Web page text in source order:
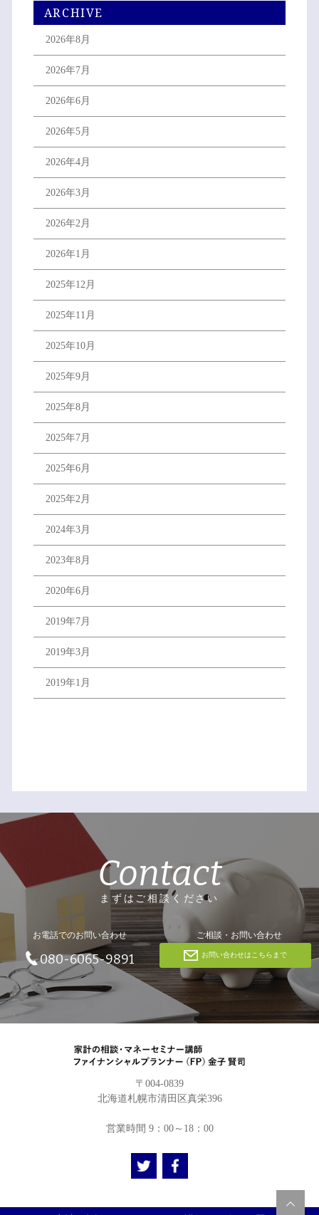
ARCHIVE
2026年8月
2026年7月
2026年6月
2026年5月
2026年4月
2026年3月
2026年2月
2026年1月
2025年12月
2025年11月
2025年10月
2025年9月
2025年8月
2025年7月
2025年6月
2025年2月
2024年3月
2023年8月
2020年6月
2019年7月
2019年3月
2019年1月
Contact
まずはご相談ください
お電話でのお問い合わせ
080-6065-9891
ご相談・お問い合わせ
お問い合わせはこちらまで
〒004-0839
北海道札幌市清田区真栄396
営業時間 9：00～18：00